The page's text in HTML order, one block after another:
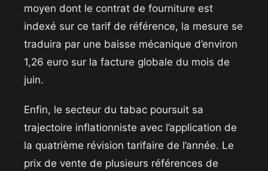
moyen dont le contrat de fourniture est
indexé sur ce tarif de référence, la mesure se
traduira par une baisse mécanique d’environ
1,26 euro sur la facture globale du mois de
juin.
​Enfin, le secteur du tabac poursuit sa
trajectoire inflationniste avec l’application de
la quatrième révision tarifaire de l’année. Le
prix de vente de plusieurs références de